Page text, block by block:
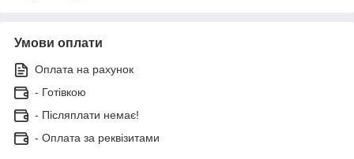
Умови оплати
Оплата на рахунок
- Готівкою
- Післяплати немає!
- Оплата за реквізитами